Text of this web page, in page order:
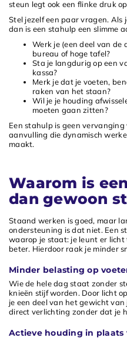
steun legt ook een flinke druk
Stel jezelf een paar vragen. Als
dan is een stahulp een slimme
Werk je (een deel van
bureau of hoge tafel?
Sta je langdurig op een
kassa?
Merk je dat je voeten,
raken van het staan?
Wil je je houding
moeten gaan zitten?
Een stahulp is geen
aanvulling die dynamisch
maakt.
Waarom is
dan gewoon
Staand werken is goed, maar
ondersteuning is dat niet. Een
waarop je staat: je leunt er
beter. Hierdoor raak je minder
Minder belasting op
Wie de hele dag staat zonder
knieën stijf worden. Door licht
je een deel van het gewicht
direct verlichting zonder dat je
Actieve houding in plaats